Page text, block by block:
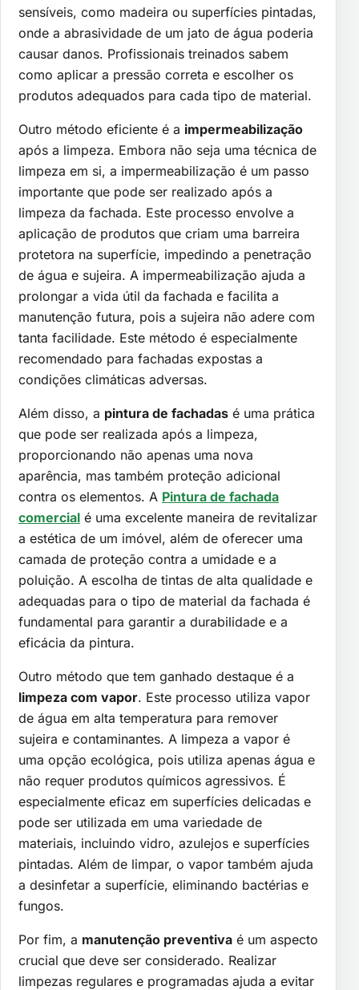
sensíveis, como madeira ou superfícies pintadas,
onde a abrasividade de um jato de água poderia
causar danos. Profissionais treinados sabem
como aplicar a pressão correta e escolher os
produtos adequados para cada tipo de material.
Outro método eficiente é a impermeabilização
após a limpeza. Embora não seja uma técnica de
limpeza em si, a impermeabilização é um passo
importante que pode ser realizado após a
limpeza da fachada. Este processo envolve a
aplicação de produtos que criam uma barreira
protetora na superfície, impedindo a penetração
de água e sujeira. A impermeabilização ajuda a
prolongar a vida útil da fachada e facilita a
manutenção futura, pois a sujeira não adere com
tanta facilidade. Este método é especialmente
recomendado para fachadas expostas a
condições climáticas adversas.
Além disso, a pintura de fachadas é uma prática
que pode ser realizada após a limpeza,
proporcionando não apenas uma nova
aparência, mas também proteção adicional
contra os elementos. A Pintura de fachada
comercial é uma excelente maneira de revitalizar
a estética de um imóvel, além de oferecer uma
camada de proteção contra a umidade e a
poluição. A escolha de tintas de alta qualidade e
adequadas para o tipo de material da fachada é
fundamental para garantir a durabilidade e a
eficácia da pintura.
Outro método que tem ganhado destaque é a
limpeza com vapor. Este processo utiliza vapor
de água em alta temperatura para remover
sujeira e contaminantes. A limpeza a vapor é
uma opção ecológica, pois utiliza apenas água e
não requer produtos químicos agressivos. É
especialmente eficaz em superfícies delicadas e
pode ser utilizada em uma variedade de
materiais, incluindo vidro, azulejos e superfícies
pintadas. Além de limpar, o vapor também ajuda
a desinfetar a superfície, eliminando bactérias e
fungos.
Por fim, a manutenção preventiva é um aspecto
crucial que deve ser considerado. Realizar
limpezas regulares e programadas ajuda a evitar